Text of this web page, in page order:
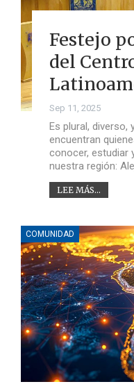
Festejo
del
Sep 11, 2025
Es plural, diverso,
encuentran
conocer, estudiar
nuestra región:
LEE MÁS...
COMUNIDAD